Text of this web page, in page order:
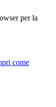
per la
come